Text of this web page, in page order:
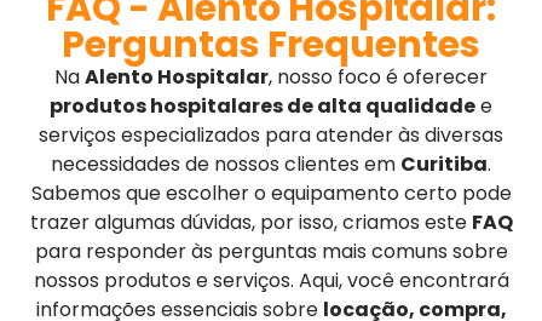
Perguntas Frequentes
NaAlento Hospitalar, nosso foco é oferecer
produtos hospitalares de alta qualidadee
serviços especializados para atender às diversas
necessidades de nossos clientes em Curitiba.
Sabemos que escolher o equipamento certo pode
trazer algumas dúvidas, por isso, criamos este FAQ
para responder às perguntas mais comuns sobre
nossos produtos e serviços. Aqui, você encontrará
informações essenciais sobre locação, compra,